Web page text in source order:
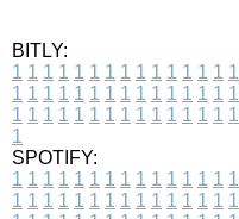
BITLY:
1 1 1 1 1 1 1 1 1 1 1 1 1 1 1
1 1 1 1 1 1 1 1 1 1 1 1 1 1 1
1 1 1 1 1 1 1 1 1 1 1 1 1 1 1
1
SPOTIFY:
1 1 1 1 1 1 1 1 1 1 1 1 1 1 1
1 1 1 1 1 1 1 1 1 1 1 1 1 1 1